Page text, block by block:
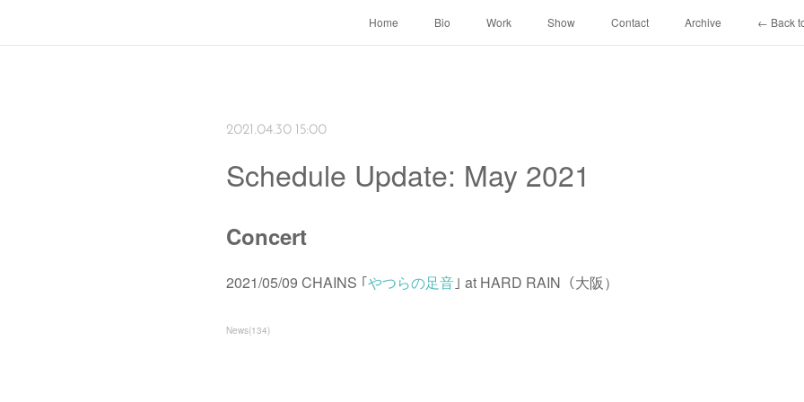
Home Bio Work Show Contact Archive ← Back
2021.04.30 15:00
Schedule Update: May 2021
Concert
2021/05/09 CHAINS ｢やつらの足音｣ at HARD RAIN（大阪）
News(134)